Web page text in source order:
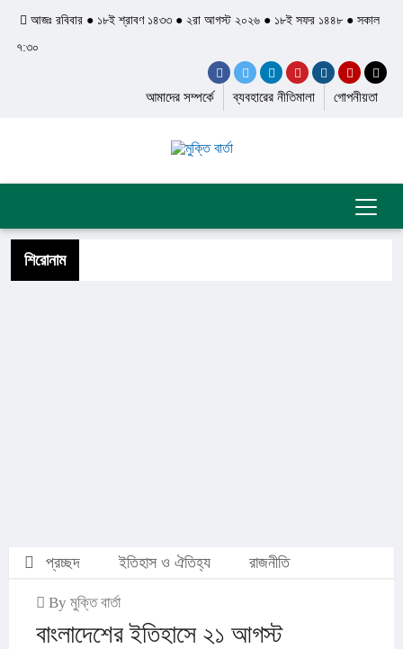
আজঃ রবিবার ● ১৮ই শ্রাবণ ১৪৩৩ ● ২রা আগস্ট ২০২৬ ● ১৮ই সফর ১৪৪৮ ● সকাল
৭:৩০
আমাদের সম্পর্কে ব্যবহারের নীতিমালা গোপনীয়তা
শিরোনাম
প্রচ্ছদ ইতিহাস ও ঐতিহ্য রাজনীতি
By মুক্তি বার্তা
বাংলাদেশের ইতিহাসে ২১ আগস্ট